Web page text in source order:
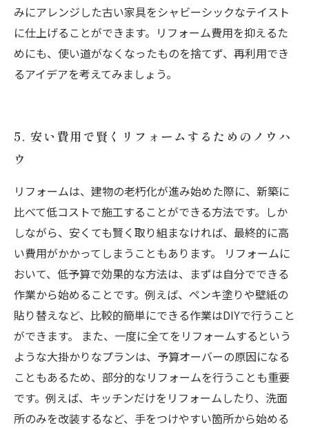
みにアレンジした古い家具をシャビーシックなテイスト
に仕上げることができます。リフォーム費用を抑えるた
めにも、使い道がなくなったものを捨てず、再利用でき
るアイデアを考えてみましょう。
5. 安い費用で賢くリフォームするためのノウハ
ウ
リフォームは、建物の老朽化が進み始めた際に、新築に
比べて低コストで施工することができる方法です。しか
しながら、安くても賢く取り組まなければ、最終的に高
い費用がかかってしまうこともあります。 リフォームに
おいて、低予算で効果的な方法は、まずは自分でできる
作業から始めることです。例えば、ペンキ塗りや壁紙の
貼り替えなど、比較的簡単にできる作業はDIYで行うこと
ができます。 また、一度に全てをリフォームするという
ような大掛かりなプランは、予算オーバーの原因になる
こともあるため、部分的なリフォームを行うことも重要
です。例えば、キッチンだけをリフォームしたり、洗面
所のみを改装するなど、手をつけやすい箇所から始める